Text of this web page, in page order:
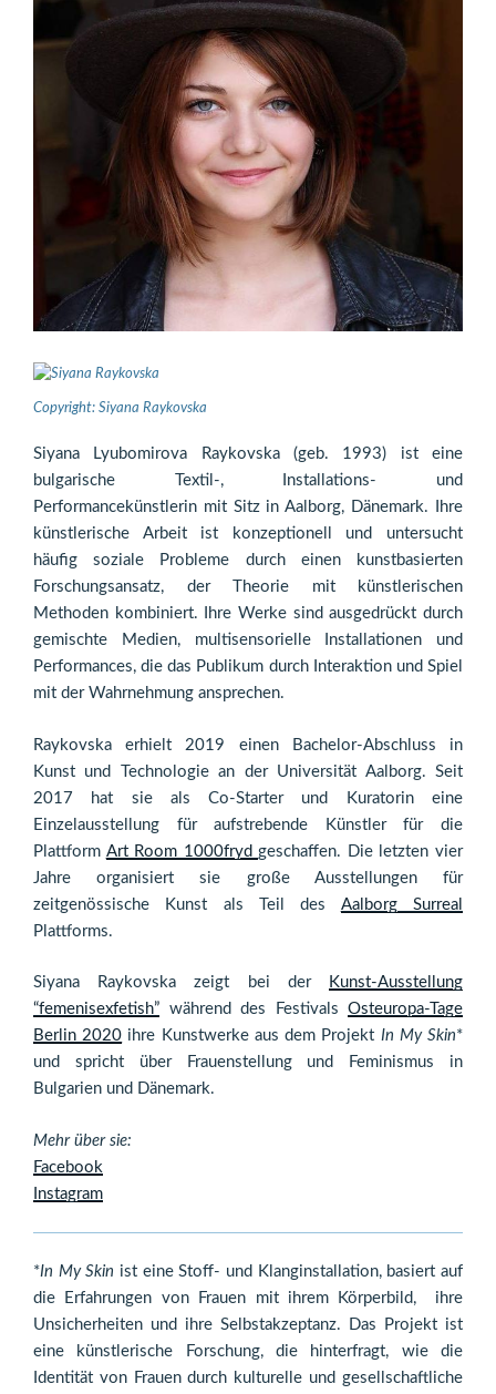
Copyright: Siyana Raykovska
Siyana Lyubomirova Raykovska (geb. 1993) ist eine
bulgarische Textil-, Installations- und
Performancekünstlerin mit Sitz in Aalborg, Dänemark. Ihre
künstlerische Arbeit ist konzeptionell und untersucht
häufig soziale Probleme durch einen kunstbasierten
Forschungsansatz, der Theorie mit künstlerischen
Methoden kombiniert. Ihre Werke sind ausgedrückt durch
gemischte Medien, multisensorielle Installationen und
Performances, die das Publikum durch Interaktion und Spiel
mit der Wahrnehmung ansprechen.
Raykovska erhielt 2019 einen Bachelor-Abschluss in
Kunst und Technologie an der Universität Aalborg. Seit
2017 hat sie als Co-Starter und Kuratorin eine
Einzelausstellung für aufstrebende Künstler für die
Plattform Art Room 1000frydgeschaffen. Die letzten vier
Jahre organisiert sie große Ausstellungen für
zeitgenössische Kunst als Teil des Aalborg Surreal
Plattforms.
Siyana Raykovska zeigt bei der
Kunst-Ausstellung
“femenisexfetish” während des Festivals Osteuropa-Tage
Berlin 2020 ihre Kunstwerke aus dem Projekt In My Skin*
und spricht über Frauenstellung und Feminismus in
Bulgarien und Dänemark.
Mehr über sie:
Facebook
Instagram
*In My Skin ist eine Stoff- und Klanginstallation, basiert auf
die Erfahrungen von Frauen mit ihrem Körperbild, ihre
Unsicherheiten und ihre Selbstakzeptanz. Das Projekt ist
eine künstlerische Forschung, die hinterfragt, wie die
Identität von Frauen durch kulturelle und gesellschaftliche